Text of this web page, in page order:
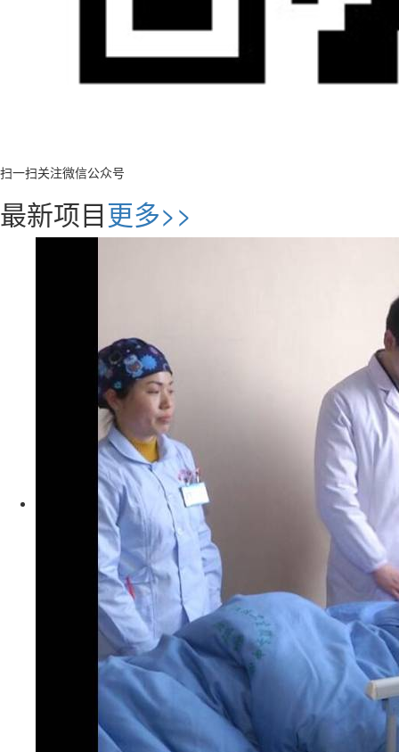
扫一扫关注微信公众号
最新项目更多>>